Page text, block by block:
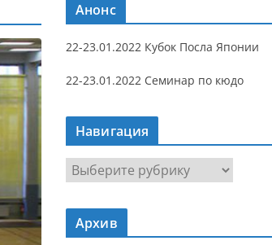
Анонс
22-23.01.2022 Кубок Посла Японии
22-23.01.2022 Семинар по кюдо
Навигация
Н
а
в
Архив